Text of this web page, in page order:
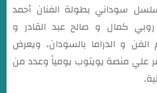
سوداني بطولة الفنان أحمد
روبي كمال و صالح عبد القادر و
و الدراما بالسودان، ويعرض
علي منصة يويتوب يومياً وعدد من